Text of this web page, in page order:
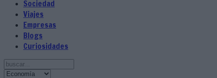
Sociedad
Viajes
Empresas
Blogs
Curiosidades